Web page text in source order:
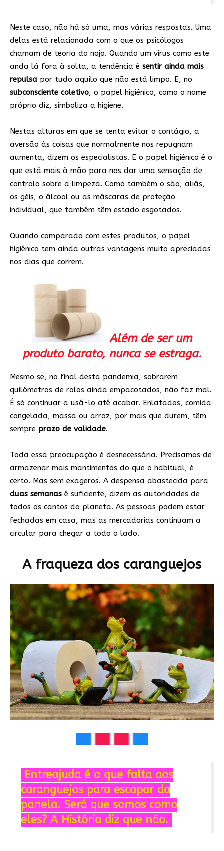
Neste caso, não há só uma, mas várias respostas. Uma
delas está relacionada com o que os psicólogos
chamam de teoria do nojo. Quando um vírus como este
anda lá fora à solta, a tendência é sentir ainda mais
repulsa por tudo aquilo que não está limpo. E, no
subconsciente coletivo, o papel higiénico, como o nome
próprio diz, simboliza a higiene.
Nestas alturas em que se tenta evitar o contágio, a
aversão às coisas que normalmente nos repugnam
aumenta, dizem os especialistas. E o papel higiénico é o
que está mais à mão para nos dar uma sensação de
controlo sobre a limpeza. Como também o são, aliás,
os géis, o álcool ou as máscaras de proteção
individual, que também têm estado esgotados.
Quando comparado com estes produtos, o papel
higiénico tem ainda outras vantagens muito apreciadas
nos dias que correm.
Além de ser um
produto barato, nunca se estraga.
Mesmo se, no final desta pandemia, sobrarem
quilómetros de rolos ainda empacotados, não faz mal.
É só continuar a usá-lo até acabar. Enlatados, comida
congelada, massa ou arroz, por mais que durem, têm
sempre prazo de validade.
Toda essa preocupação é desnecessária. Precisamos de
armazenar mais mantimentos do que o habitual, é
certo. Mas sem exageros. A despensa abastecida para
duas semanas é suficiente, dizem as autoridades de
todos os cantos do planeta. As pessoas podem estar
fechadas em casa, mas as mercadorias continuam a
circular para chegar a todo o lado.
A fraqueza dos caranguejos
Entreajuda é o que falta aos
caranguejos para escapar da
panela. Será que somos como
eles? A História diz que não.